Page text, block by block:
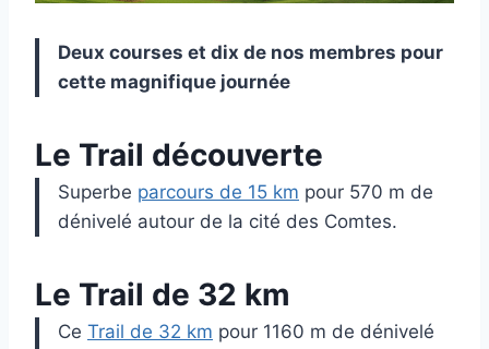
Deux courses et dix de nos membres pour
cette magnifique journée
Le Trail découverte
Superbe parcours de 15 km pour 570 m de
dénivelé autour de la cité des Comtes.
Le Trail de 32 km
Ce Trail de 32 km pour 1160 m de dénivelé